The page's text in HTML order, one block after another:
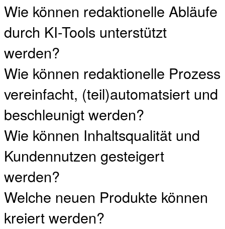
Wie können redaktionelle Abläufe
durch KI-Tools unterstützt
werden?
Wie können redaktionelle Prozess
vereinfacht, (teil)automatsiert und
beschleunigt werden?
Wie können Inhaltsqualität und
Kundennutzen gesteigert
werden?
Welche neuen Produkte können
kreiert werden?